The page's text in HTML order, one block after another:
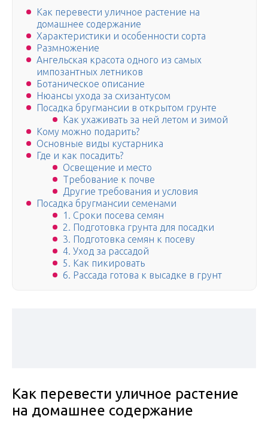
Как перевести уличное растение на
домашнее содержание
Характеристики и особенности сорта
Размножение
Ангельская красота одного из самых
импозантных летников
Ботаническое описание
Нюансы ухода за схизантусом
Посадка бругмансии в открытом грунте
Как ухаживать за ней летом и зимой
Кому можно подарить?
Основные виды кустарника
Где и как посадить?
Освещение и место
Требование к почве
Другие требования и условия
Посадка бругмансии семенами
1. Сроки посева семян
2. Подготовка грунта для посадки
3. Подготовка семян к посеву
4. Уход за рассадой
5. Как пикировать
6. Рассада готова к высадке в грунт
Как перевести уличное растение
на домашнее содержание